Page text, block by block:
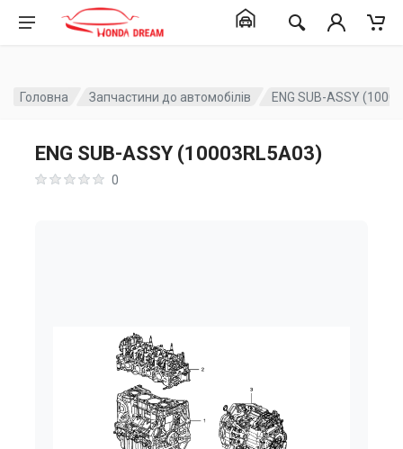
Головна Запчастини до автомобілів ENG SUB-ASSY
ENG SUB-ASSY (10003RL5A03)
0